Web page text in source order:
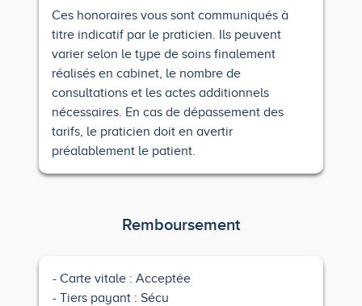
Ces honoraires vous sont communiqués à
titre indicatif par le praticien. Ils peuvent
varier selon le type de soins finalement
réalisés en cabinet, le nombre de
consultations et les actes additionnels
nécessaires. En cas de dépassement des
tarifs, le praticien doit en avertir
préalablement le patient.
Remboursement
Carte vitale : Acceptée
Tiers payant : Sécu